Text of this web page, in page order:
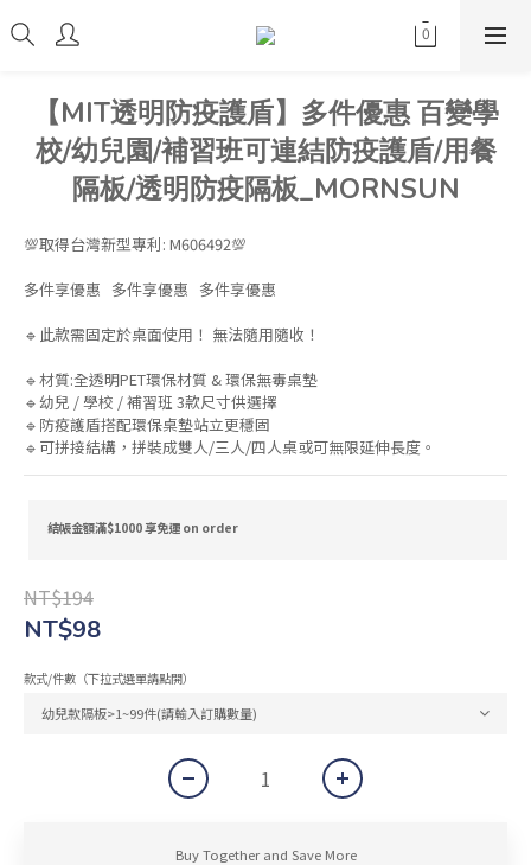
【MIT透明防疫護盾】多件優惠 百變學
校/幼兒園/補習班可連結防疫護盾/用餐
隔板/透明防疫隔板_MORNSUN
💯取得台灣新型專利: M606492💯
多件享優惠   多件享優惠   多件享優惠
🔹此款需固定於桌面使用！ 無法隨用隨收！
🔹材質:全透明PET環保材質 & 環保無毒桌墊
🔹幼兒 / 學校 / 補習班 3款尺寸供選擇
🔹防疫護盾搭配環保桌墊站立更穩固
🔹可拼接結構，拼裝成雙人/三人/四人桌或可無限延伸長度。
結帳金額滿$1000 享免運 on order
NT$194
NT$98
款式/件數（下拉式選單請點開）
Buy Together and Save More